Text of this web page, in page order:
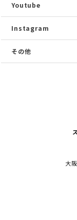
Youtube
Instagram
その他
大